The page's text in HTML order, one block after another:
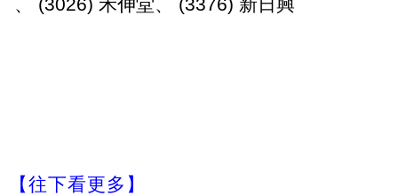
【往下看更多】